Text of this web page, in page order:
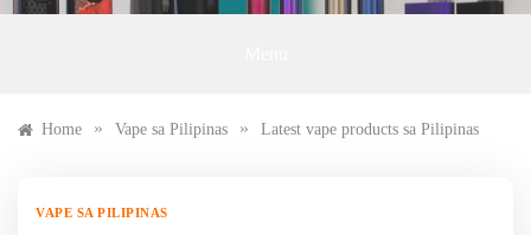
Home » Vape sa Pilipinas » Latest vape products sa Pilipinas
VAPE SA PILIPINAS